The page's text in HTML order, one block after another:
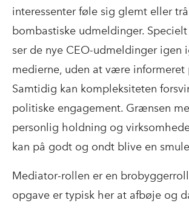
interessenter føle sig glemt eller
bombastiske udmeldinger.
ser de nye CEO-udmeldinger igen
medierne, uden at være informeret
Samtidig kan kompleksiteten
politiske engagement. Grænsen
personlig holdning og
kan på godt og ondt blive en
Mediator-rollen er en
opgave er typisk her at afbøje og